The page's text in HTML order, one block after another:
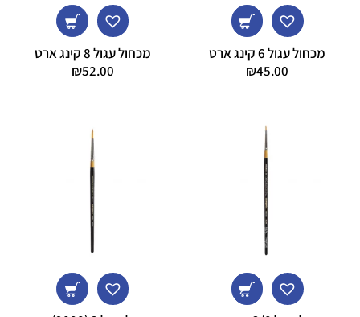
מכחול עגול 6 קינג ארט
₪45.00
מכחול עגול 8 קינג ארט
₪52.00